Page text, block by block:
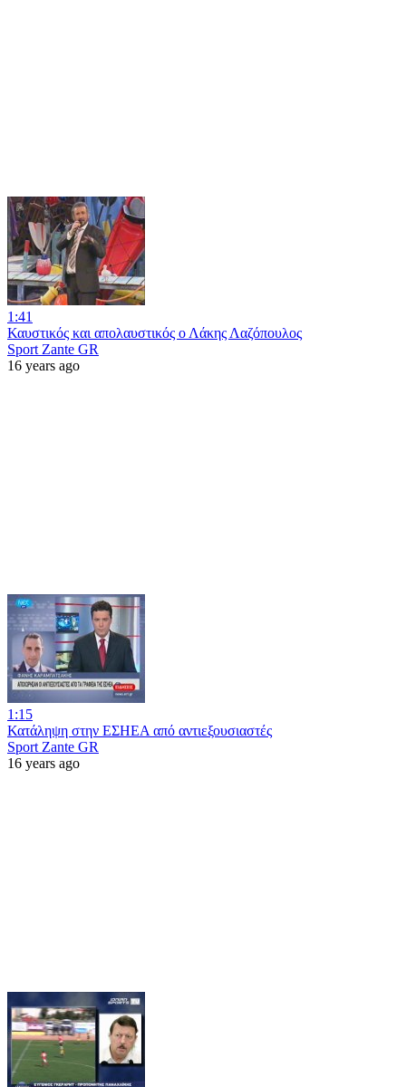
1:41
Καυστικός και απολαυστικός ο Λάκης Λαζόπουλος
Sport Zante GR
16 years ago
1:15
Κατάληψη στην ΕΣΗΕΑ από αντιεξουσιαστές
Sport Zante GR
16 years ago